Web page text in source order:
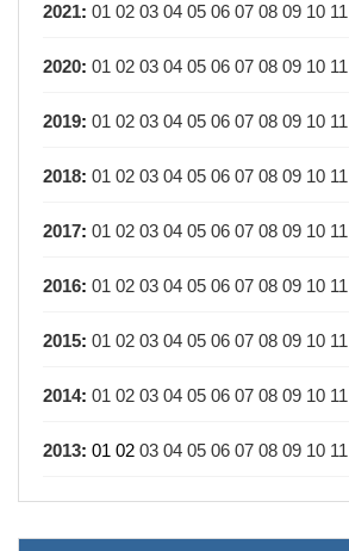
2021: 01 02 03 04 05 06 07 08 09 10 11
2020: 01 02 03 04 05 06 07 08 09 10 11
2019: 01 02 03 04 05 06 07 08 09 10 11
2018: 01 02 03 04 05 06 07 08 09 10 11
2017: 01 02 03 04 05 06 07 08 09 10 11
2016: 01 02 03 04 05 06 07 08 09 10 11
2015: 01 02 03 04 05 06 07 08 09 10 11
2014: 01 02 03 04 05 06 07 08 09 10 11
2013: 01 02 03 04 05 06 07 08 09 10 11